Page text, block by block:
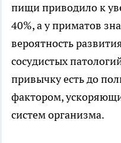
пищи приводило к
40%, а у приматов
вероятность
сосудистых
привычку есть до
фактором,
систем организма.